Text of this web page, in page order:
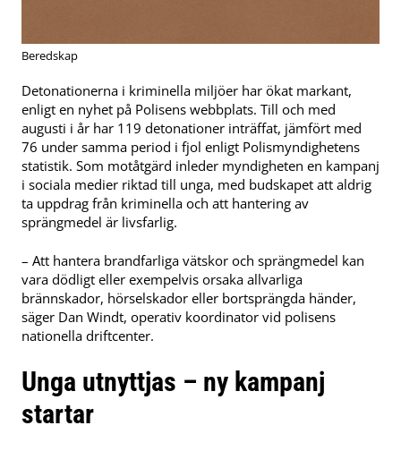
Beredskap
Detonationerna i kriminella miljöer har ökat markant,
enligt en nyhet på Polisens webbplats. Till och med
augusti i år har 119 detonationer inträffat, jämfört med
76 under samma period i fjol enligt Polismyndighetens
statistik. Som motåtgärd inleder myndigheten en kampanj
i sociala medier riktad till unga, med budskapet att aldrig
ta uppdrag från kriminella och att hantering av
sprängmedel är livsfarlig.
– Att hantera brandfarliga vätskor och sprängmedel kan
vara dödligt eller exempelvis orsaka allvarliga
brännskador, hörselskador eller bortsprängda händer,
säger Dan Windt, operativ koordinator vid polisens
nationella driftcenter.
Unga utnyttjas – ny kampanj
startar